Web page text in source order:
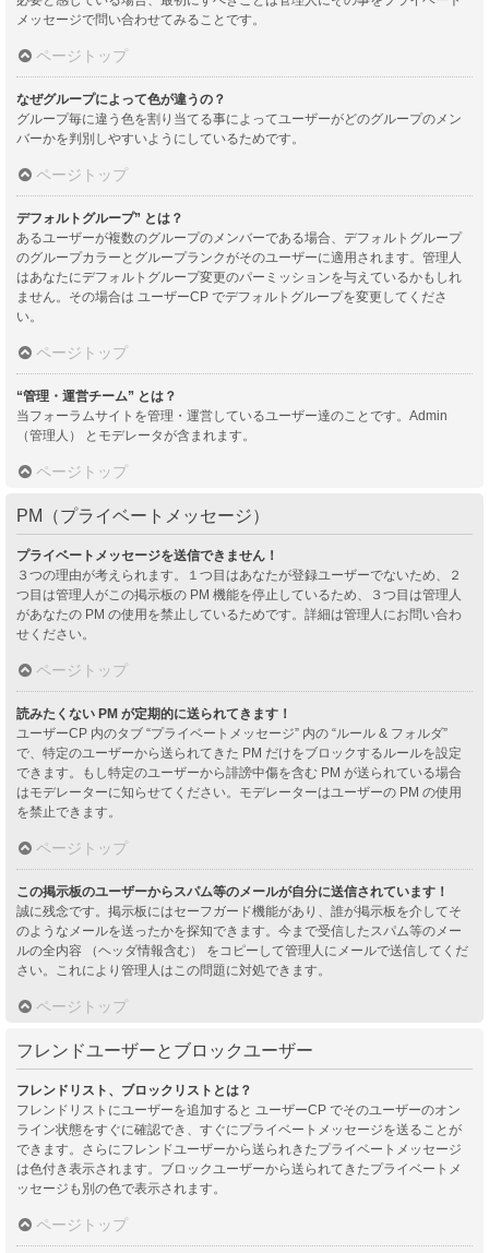
メッセージで問い合わせてみることです。
ページトップ
なぜグループによって色が違うの？
グループ毎に違う色を割り当てる事によってユーザーがどのグループのメン
バーかを判別しやすいようにしているためです。
ページトップ
デフォルトグループ” とは？
あるユーザーが複数のグループのメンバーである場合、デフォルトグループ
のグループカラーとグループランクがそのユーザーに適用されます。管理人
はあなたにデフォルトグループ変更のパーミッションを与えているかもしれ
ません。その場合は ユーザーCP でデフォルトグループを変更してくださ
い。
ページトップ
“管理・運営チーム” とは？
当フォーラムサイトを管理・運営しているユーザー達のことです。Admin
（管理人） とモデレータが含まれます。
ページトップ
PM（プライベートメッセージ）
プライベートメッセージを送信できません！
３つの理由が考えられます。１つ目はあなたが登録ユーザーでないため、２
つ目は管理人がこの掲示板の PM 機能を停止しているため、３つ目は管理人
があなたの PM の使用を禁止しているためです。詳細は管理人にお問い合わ
せください。
ページトップ
読みたくない PM が定期的に送られてきます！
ユーザーCP 内のタブ “プライベートメッセージ” 内の “ルール & フォルダ”
で、特定のユーザーから送られてきた PM だけをブロックするルールを設定
できます。もし特定のユーザーから誹謗中傷を含む PM が送られている場合
はモデレーターに知らせてください。モデレーターはユーザーの PM の使用
を禁止できます。
ページトップ
この掲示板のユーザーからスパム等のメールが自分に送信されています！
誠に残念です。掲示板にはセーフガード機能があり、誰が掲示板を介してそ
のようなメールを送ったかを探知できます。今まで受信したスパム等のメー
ルの全内容 （ヘッダ情報含む） をコピーして管理人にメールで送信してくだ
さい。これにより管理人はこの問題に対処できます。
ページトップ
フレンドユーザーとブロックユーザー
フレンドリスト、ブロックリストとは？
フレンドリストにユーザーを追加すると ユーザーCP でそのユーザーのオン
ライン状態をすぐに確認でき、すぐにプライベートメッセージを送ることが
できます。さらにフレンドユーザーから送られきたプライベートメッセージ
は色付き表示されます。ブロックユーザーから送られてきたプライベートメ
ッセージも別の色で表示されます。
ページトップ